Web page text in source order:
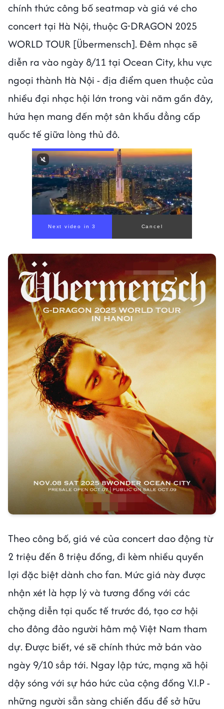
chính thức công bố seatmap và giá vé cho
concert tại Hà Nội, thuộc G-DRAGON 2025
WORLD TOUR [Übermensch]. Đêm nhạc sẽ
diễn ra vào ngày 8/11 tại Ocean City, khu vực
ngoại thành Hà Nội - địa điểm quen thuộc của
nhiều đại nhạc hội lớn trong vài năm gần đây,
hứa hẹn mang đến một sân khấu đẳng cấp
quốc tế giữa lòng thủ đô.
Next video in 1 Cancel
Theo công bố, giá vé của concert dao động từ
2 triệu đến 8 triệu đồng, đi kèm nhiều quyền
lợi đặc biệt dành cho fan. Mức giá này được
nhận xét là hợp lý và tương đồng với các
chặng diễn tại quốc tế trước đó, tạo cơ hội
cho đông đảo người hâm mộ Việt Nam tham
dự. Được biết, vé sẽ chính thức mở bán vào
ngày 9/10 sắp tới. Ngay lập tức, mạng xã hội
dậy sóng với sự háo hức của cộng đồng V.I.P -
những người sẵn sàng chiến đấu để sở hữu